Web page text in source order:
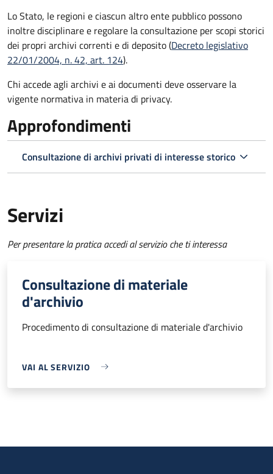
Lo Stato, le regioni e ciascun altro ente pubblico possono
inoltre disciplinare e regolare la consultazione per scopi storici
dei propri archivi correnti e di deposito (Decreto legislativo
22/01/2004, n. 42, art. 124).
Chi accede agli archivi e ai documenti deve osservare la
vigente normativa in materia di privacy.
Approfondimenti
Consultazione di archivi privati di interesse storico
Servizi
Per presentare la pratica accedi al servizio che ti interessa
Consultazione di materiale
d'archivio
Procedimento di consultazione di materiale d'archivio
VAI AL SERVIZIO